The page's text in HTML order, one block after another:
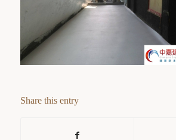
Share this entry